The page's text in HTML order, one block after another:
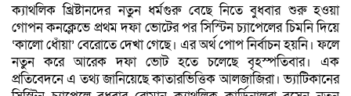
ক্যাথলিক খ্রিষ্টানদের নতুন ধর্মগুরু বেছে নিতে বুধবার শুরু হওয়া
গোপন কনক্লেভে প্রথম দফা ভোটের পর সিস্টিন চ্যাপেলের চিমনি দিয়ে
‘কালো ধোঁয়া’ বেরোতে দেখা গেছে। এর অর্থ পোপ নির্বাচন হয়নি। ফলে
নতুন করে আরেক দফা ভোট হতে চলেছে বৃহস্পতিবার। এক
প্রতিবেদনে এ তথ্য জানিয়েছে কাতারভিত্তিক আলজাজিরা। ভ্যাটিকানের